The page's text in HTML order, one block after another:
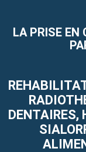
LA PRISE EN
DENTAIRES,